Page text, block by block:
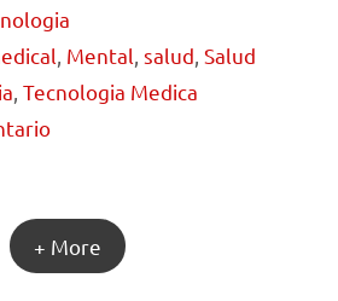
Mental ,salud ,Salud
Tecnologia Medica
+ More